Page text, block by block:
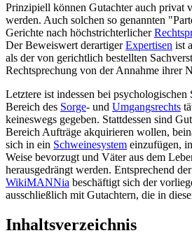
Prinzipiell können Gutachter auch privat
werden. Auch solchen so genannten
Gerichte nach höchst­richterlicher
Der Beweiswert derartigerExpertisen ist
als der von gerichtlich bestellten
Rechtsprechung von der Annahme ihrer
Letztere ist indessen bei psychologischen
Bereich des Sorge- und Umgangs­rechts
keineswegs gegeben. Stattdessen sind
Bereich Aufträge akquirieren wollen,
sich in ein Schweinesystem einzufügen,
Weise bevorzugt und Väter aus dem
herausgedrängt werden. Entsprechend
WikiMANNia beschäftigt sich der
ausschließlich mit Gutachtern, die in
Inhaltsverzeichnis